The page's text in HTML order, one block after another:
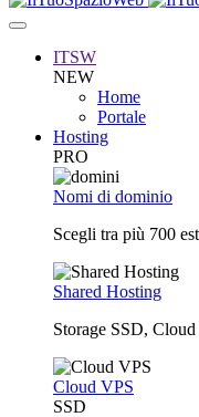
ITSW
NEW
Home
Portale
Hosting
PRO
Nomi di dominio
Scegli tra più 700
Shared Hosting
Storage SSD,
Cloud VPS
SSD